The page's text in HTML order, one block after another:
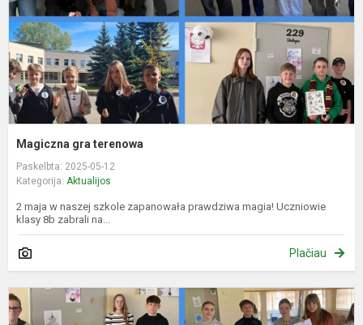
Magiczna gra terenowa
Paskelbta: 2025-05-12
Kategorija: Aktualijos
2 maja w naszej szkole zapanowała prawdziwa magia! Uczniowie
klasy 8b zabrali na...
Plačiau